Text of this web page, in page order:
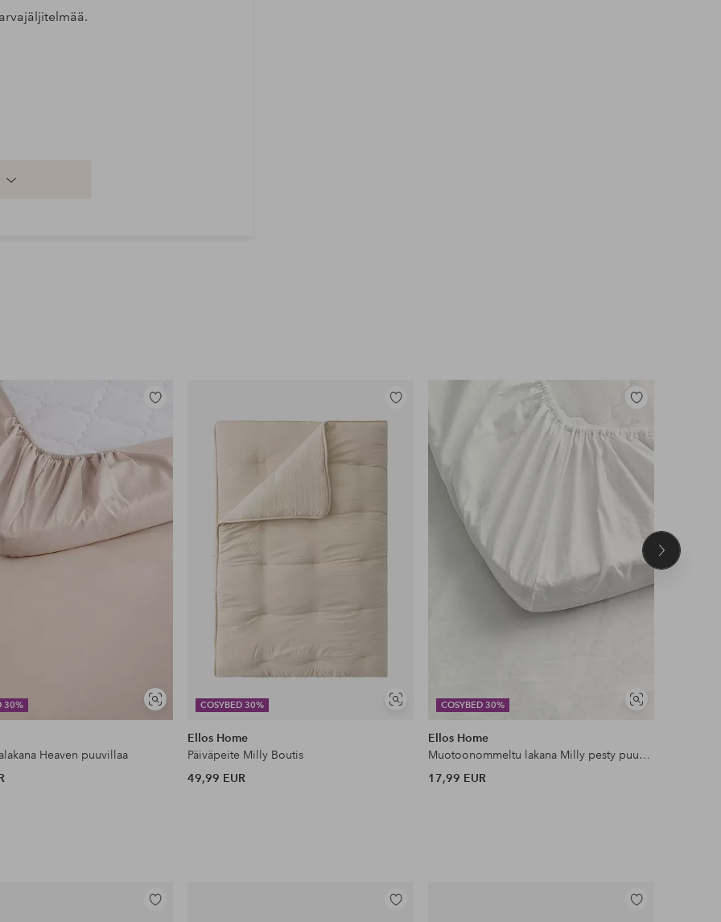
30%
Näytä
samankaltaisia
Lisää
Heaven puuvillaa
COSYBED 30%
Näytä
Lisää
suosikkeihin
Ellos Home
Päiväpeite Milly Boutis
49,99 EUR
COSYBED 30%
Näytä
Lisää
suosikkeihin
Ellos Home
Muotoonommeltu lakana Milly pesty puuvilla
17,99 EUR
Seuraava
Lisää
Lisää
Lisää